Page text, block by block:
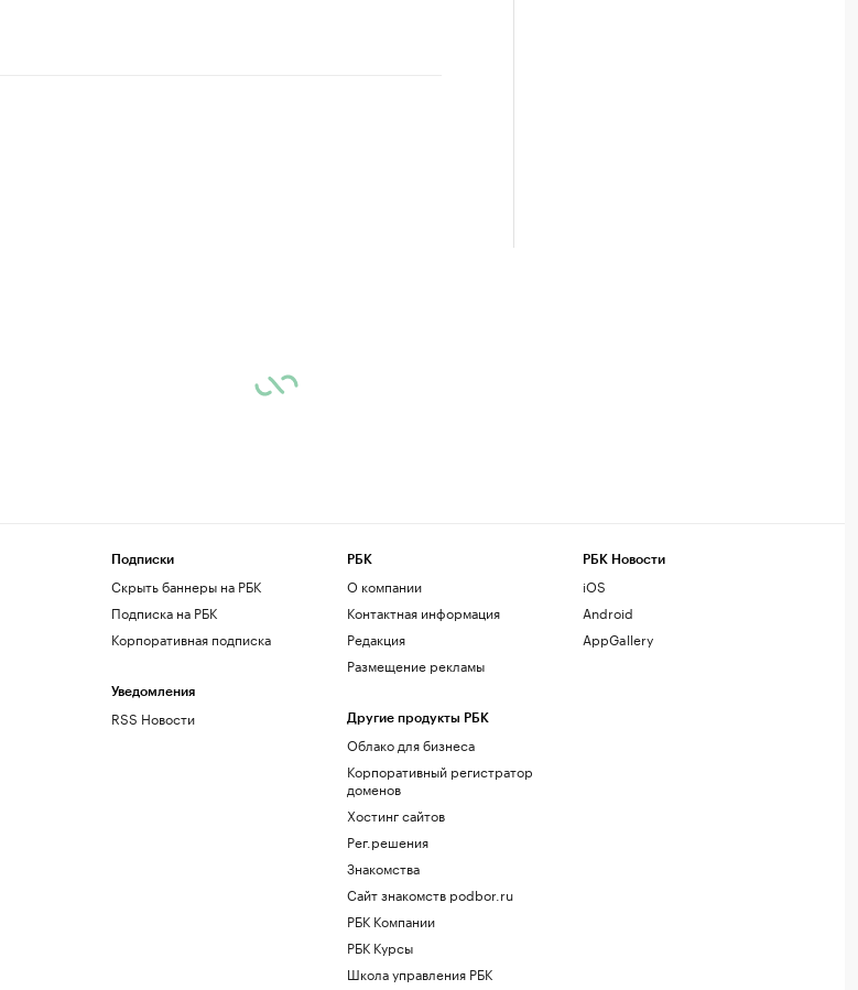
Подписки
Скрыть баннеры на РБК
Подписка на РБК
Корпоративная подписка
Уведомления
RSS Новости
РБК
О компании
Контактная информация
Редакция
Размещение рекламы
Другие продукты РБК
Облако для бизнеса
Корпоративный регистратор
доменов
Хостинг сайтов
Рег.решения
Знакомства
Сайт знакомств podbor.ru
РБК Компании
РБК Курсы
Школа управления РБК
РБК Новости
iOS
Android
AppGallery